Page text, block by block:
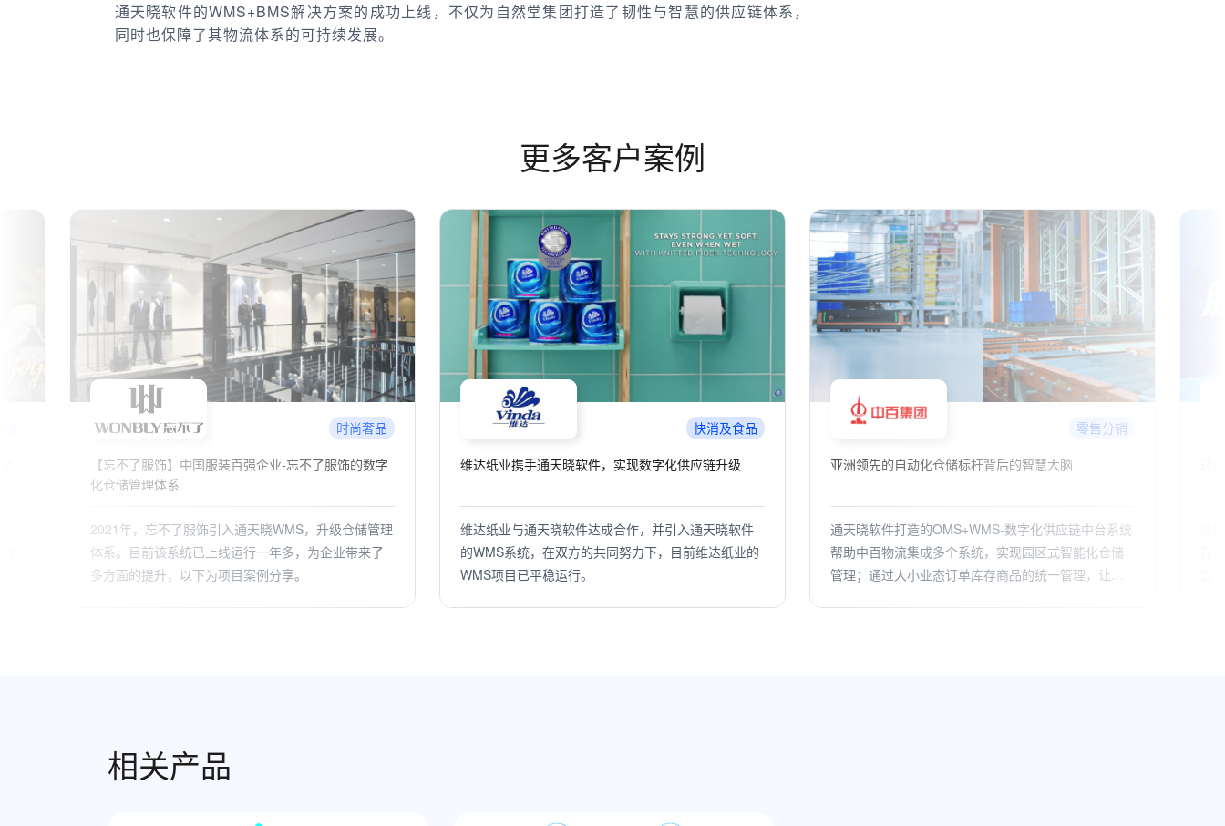
通天晓软件的WMS+BMS解决方案的成功上线，不仅为自然堂集团打造了韧性与智慧的供应链体系，
同时也保障了其物流体系的可持续发展。
更多客户案例
快消及食品
维达纸业携手通天晓软件，实现数字化供应链升级
维达纸业与通天晓软件达成合作，并引入通天晓软件
的WMS系统，在双方的共同努力下，目前维达纸业的
WMS项目已平稳运行。
零售分销
亚洲领先的自动化仓储标杆背后的智慧大脑
通天晓软件打造的OMS+WMS-数字化供应链中台系统
帮助中百物流集成多个系统，实现园区式智能化仓储
管理；通过大小业态订单库存商品的统一管理，让不
零售分销
达能
达能（中国）食品饮料有限公司，主要负责达能集团
在中国大陆饮料供应链业务，分销业务遍布全国，建
立了适合各区域经济发展特点的分销体系。借助以通
相关产品